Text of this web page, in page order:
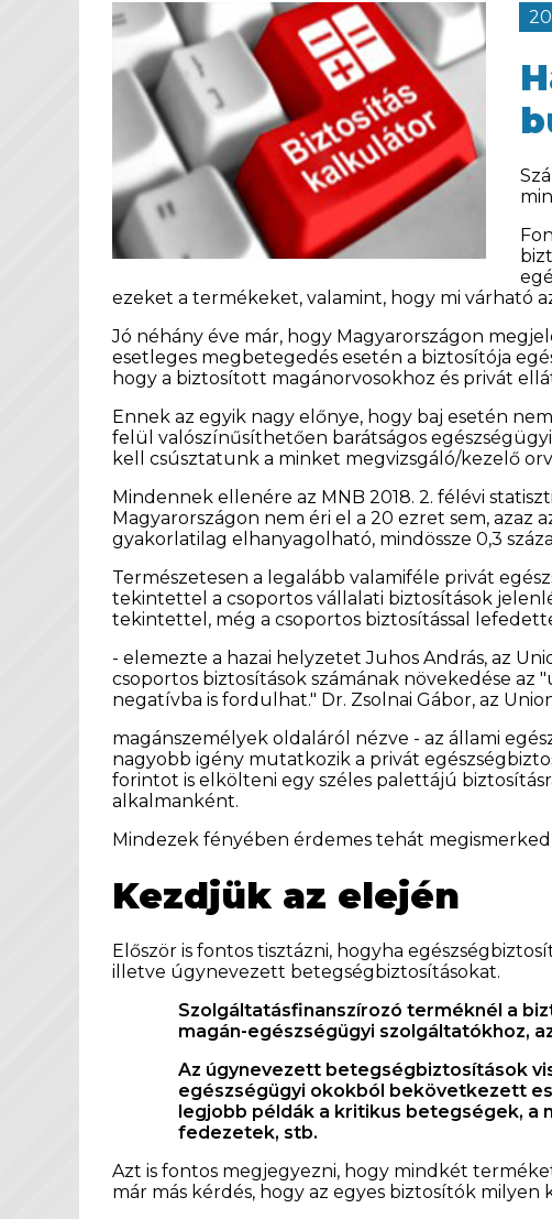
ezeket a termékeket, valamint, hogy mi várható
Jó néhány éve már, hogy Magyarországon
esetleges megbetegedés esetén a biztosítója
hogy a biztosított magánorvosokhoz és privát
Ennek az egyik nagy előnye, hogy baj esetén
felül valószínűsíthetően barátságos
kell csúsztatunk a minket megvizsgáló/kezelő
Mindennek ellenére az MNB 2018. 2. félévi
Magyarországon nem éri el a 20 ezret sem, azaz
gyakorlatilag elhanyagolható, mindössze 0,3
Természetesen a legalább valamiféle privát
tekintettel a csoportos vállalati biztosítások
tekintettel, még a csoportos biztosítással
- elemezte a hazai helyzetet Juhos András, az
csoportos biztosítások számának növekedése
negatívba is fordulhat." Dr. Zsolnai Gábor, az
magánszemélyek oldaláról nézve - az állami
nagyobb igény mutatkozik a privát
forintot is elkölteni egy széles palettájú
alkalmanként.
Mindezek fényében érdemes tehát
Kezdjük az elején
Először is fontos tisztázni, hogyha
illetve úgynevezett betegségbiztosításokat.
Szolgáltatásfinanszírozó terméknél a
magán-egészségügyi szolgáltatókhoz,
Az úgynevezett betegségbiztosítások
egészségügyi okokból bekövetkezett
legjobb példák a kritikus betegségek, a
fedezetek, stb.
Azt is fontos megjegyezni, hogy mindkét
már más kérdés, hogy az egyes biztosítók